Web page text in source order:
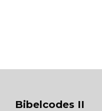
Bibelcodes II